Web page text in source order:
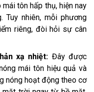
tôn hấp thụ, hiện nay
Tuy nhiên, mỗi phương
riêng, đòi hỏi sự cân
xạ nhiệt: Đây được
mái tôn hiệu quả và
nóng hoạt động theo cơ